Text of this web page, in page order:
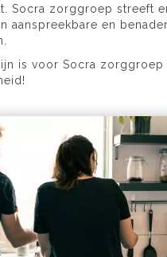
Socra zorggroep streeft
aanspreekbare en
is voor Socra zorggroep